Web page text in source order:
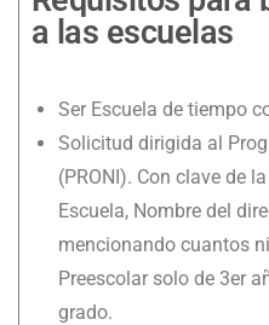
a las escuelas
Ser Escuela de tiempo
Solicitud dirigida al
(PRONI). Con clave de
Escuela, Nombre del
mencionando cuantos
Preescolar solo de 3er
grado.